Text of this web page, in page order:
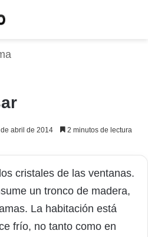
abril de 2014 2 minutos de lectura
cristales de las ventanas.
un tronco de madera,
La habitación está
frío, no tanto como en